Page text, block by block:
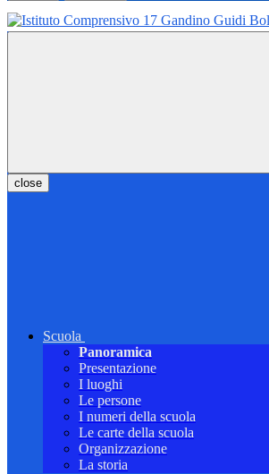
close
Scuola
Panoramica
Presentazione
I luoghi
Le persone
I numeri della scuola
Le carte della scuola
Organizzazione
La storia